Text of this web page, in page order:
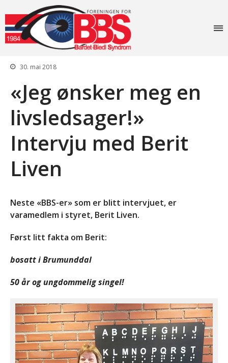
Aktiviteter
Rettigheter: Grunnstønad –
Synshjelpemidler – Lese og
Foreningen
Bli medlem
Kontakt
Facebook
30. mai 2018
«Jeg ønsker meg en
livsledsager!»
Intervju med Berit
Liven
Neste «BBS-er» som er blitt intervjuet, er
varamedlem i styret, Berit Liven.
Først litt fakta om Berit:
bosatt i Brumunddal
50 år og ungdommelig singel!